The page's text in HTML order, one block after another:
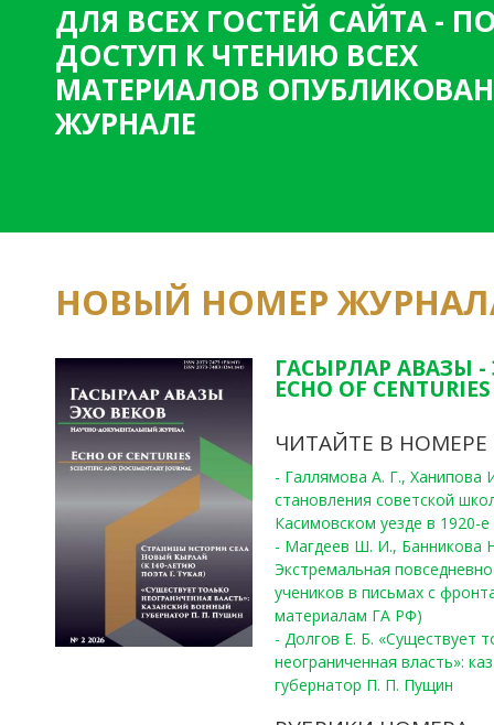
ДЛЯ ВСЕХ ГОСТЕЙ САЙТА -
ДОСТУП К ЧТЕНИЮ ВСЕХ
МАТЕРИАЛОВ
ЖУРНАЛЕ
НОВЫЙ НОМЕР
ГАСЫРЛАР АВАЗЫ -
ECHO OF
ЧИТАЙТЕ В НОМЕРЕ
- Галлямова А. Г.,
становления советской
Касимовском уезде в 1920-е
- Магдеев Ш. И., Банникова
Экстремальная
учеников в письмах с
материалам ГА РФ)
- Долгов Е. Б. «Существует
неограниченная власть»:
губернатор П. П. Пущин